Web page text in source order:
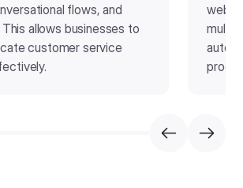
flows, and
This allows businesses to
customer service